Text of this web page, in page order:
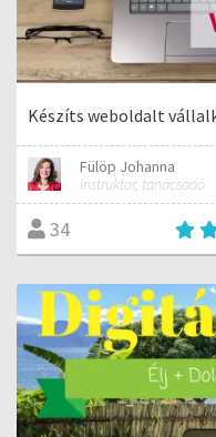
Készíts weboldalt
Fülöp Johanna
instruktor, tanácsadó
34